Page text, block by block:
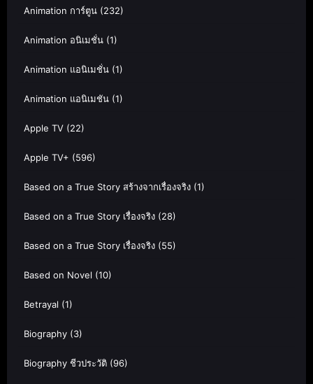
Animation การ์ตูน (232)
Animation อนิเมชั่น (1)
Animation แอนิเมชั่น (1)
Animation แอนิเมชัน (1)
Apple TV (22)
Apple TV+ (596)
Based on a True Story สร้างจากเรื่องจริง (1)
Based on a True Story เรื่องจริง (28)
Based on a True Story เรื่องจริง (55)
Based on Novel (10)
Betrayal (1)
Biography (3)
Biography ชีวประวัติ (96)